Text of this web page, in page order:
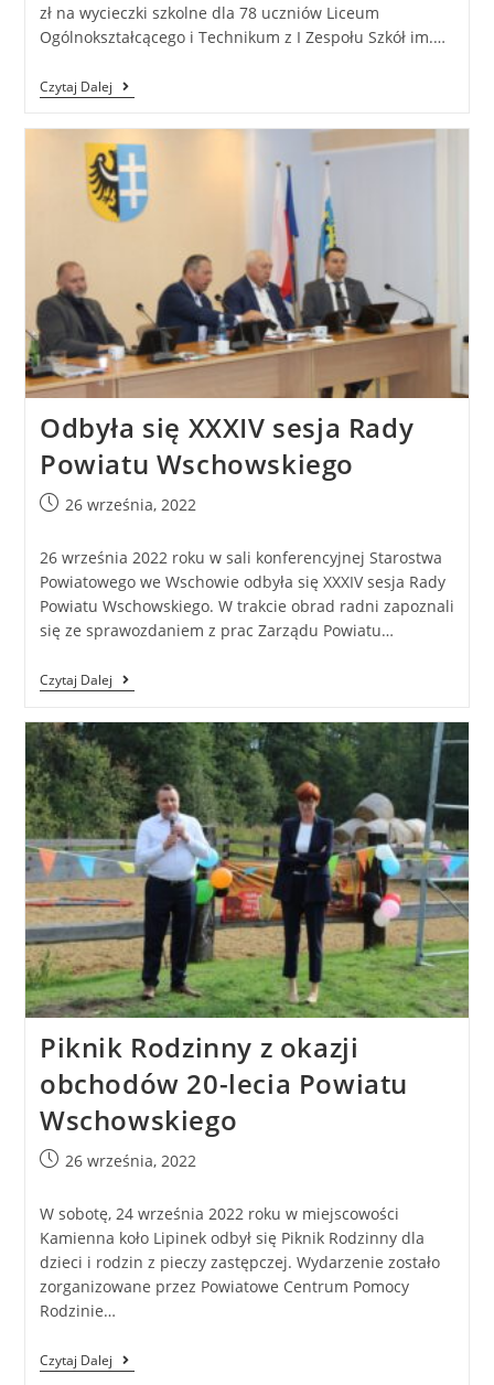
zł na wycieczki szkolne dla 78 uczniów Liceum
Ogólnokształcącego i Technikum z I Zespołu Szkół im.…
Czytaj Dalej
Odbyła się XXXIV sesja Rady
Powiatu Wschowskiego
26 września, 2022
26 września 2022 roku w sali konferencyjnej Starostwa
Powiatowego we Wschowie odbyła się XXXIV sesja Rady
Powiatu Wschowskiego. W trakcie obrad radni zapoznali
się ze sprawozdaniem z prac Zarządu Powiatu…
Czytaj Dalej
Piknik Rodzinny z okazji
obchodów 20-lecia Powiatu
Wschowskiego
26 września, 2022
W sobotę, 24 września 2022 roku w miejscowości
Kamienna koło Lipinek odbył się Piknik Rodzinny dla
dzieci i rodzin z pieczy zastępczej. Wydarzenie zostało
zorganizowane przez Powiatowe Centrum Pomocy
Rodzinie…
Czytaj Dalej